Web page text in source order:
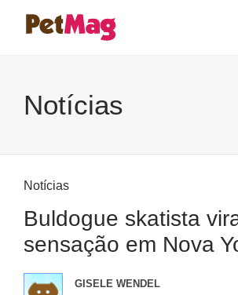
Notícias
Notícias
Buldogue skatista
sensação em Nova
GISELE WENDEL